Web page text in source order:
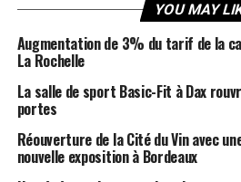
YOU MAY
Augmentation de 3% du tarif de la
La Rochelle
La salle de sport Basic-Fit à Dax
portes
Réouverture de la Cité du Vin avec
nouvelle exposition à Bordeaux